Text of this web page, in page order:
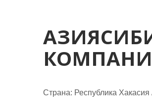
Страна: Республика Хакасия